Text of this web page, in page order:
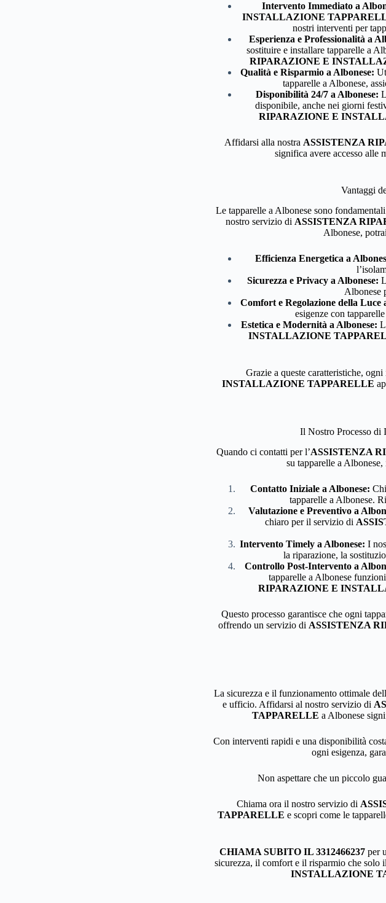
Intervento Immediato a
INSTALLAZIONE
nostri interventi per
Esperienza e Professionalità a
sostituire e installare tapparelle a
RIPARAZIONE E
Qualità e Risparmio a Albonese:
tapparelle a Albonese,
Disponibilità 24/7 a Albonese:
disponibile, anche nei giorni
RIPARAZIONE E
Affidarsi alla nostra ASSISTENZA
significa avere accesso alle
Vantaggi
Le tapparelle a Albonese sono
nostro servizio di ASSISTENZA
Albonese,
Efficienza Energetica a
Sicurezza e Privacy a Albonese:
Albonese
Comfort e Regolazione della Luce
esigenze con
Estetica e Modernità a Albonese:
INSTALLAZIONE
Grazie a queste caratteristiche,
INSTALLAZIONE TAPPARELLE
Il Nostro Processo di
Quando ci contatti per l’ASSISTENZA
su tapparelle a
Contatto Iniziale a Albonese:
tapparelle a Albonese.
Valutazione e Preventivo a
chiaro per il servizio di
Intervento Timely a Albonese: I
la riparazione, la
Controllo Post-Intervento a
tapparelle a Albonese
RIPARAZIONE E
Questo processo garantisce che ogni
offrendo un servizio di ASSISTENZA
La sicurezza e il funzionamento ottimale
e ufficio. Affidarsi al nostro servizio di
TAPPARELLE a Albonese
Con interventi rapidi e una disponibilità
ogni esigenza,
Non aspettare che un piccolo
Chiama ora il nostro servizio di
TAPPARELLE e scopri come le
CHIAMA SUBITO IL 3312466237 per
sicurezza, il comfort e il risparmio che solo
INSTALLAZIONE